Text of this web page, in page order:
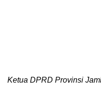
Ketua DPRD Provinsi